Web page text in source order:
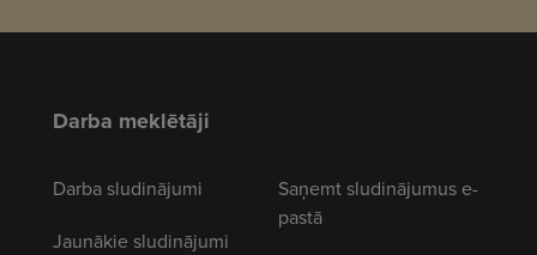
Darba meklētāji
Darba sludinājumi
Jaunākie sludinājumi
Saņemt sludinājumus e-
pastā